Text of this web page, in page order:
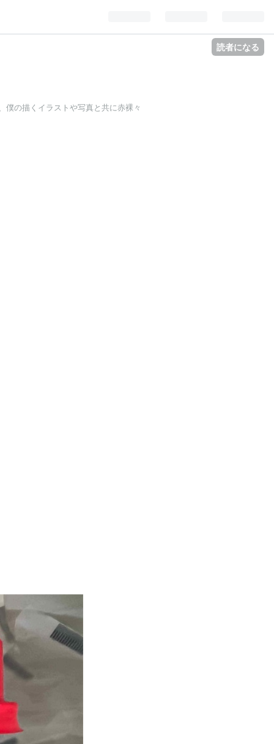
読者になる
僕の描くイラストや写真と共に赤裸々